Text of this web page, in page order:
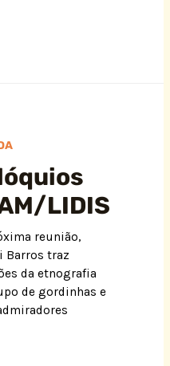
LIDIS
reunião,
Barros traz
da etnografia
de gordinhas e